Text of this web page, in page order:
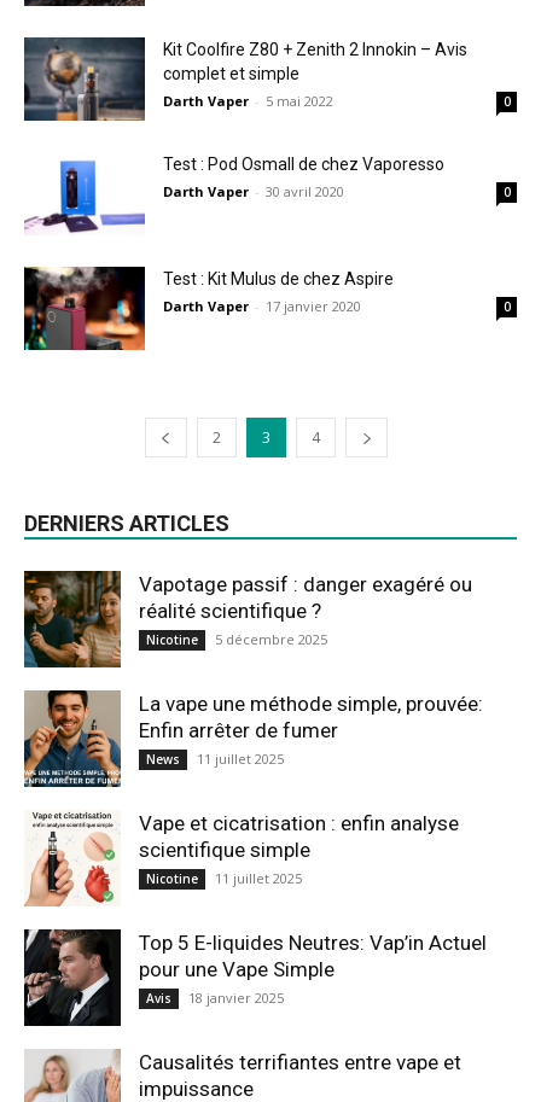
Kit Coolfire Z80 + Zenith 2 Innokin – Avis
complet et simple
Darth Vaper - 5 mai 2022 0
Test : Pod Osmall de chez Vaporesso
Darth Vaper - 30 avril 2020 0
Test : Kit Mulus de chez Aspire
Darth Vaper - 17 janvier 2020 0
2 3 4
DERNIERS ARTICLES
Vapotage passif : danger exagéré ou
réalité scientifique ?
Nicotine 5 décembre 2025
La vape une méthode simple, prouvée:
Enfin arrêter de fumer
News 11 juillet 2025
Vape et cicatrisation : enfin analyse
scientifique simple
Nicotine 11 juillet 2025
Top 5 E-liquides Neutres: Vap’in Actuel
pour une Vape Simple
Avis 18 janvier 2025
Causalités terrifiantes entre vape et
impuissance